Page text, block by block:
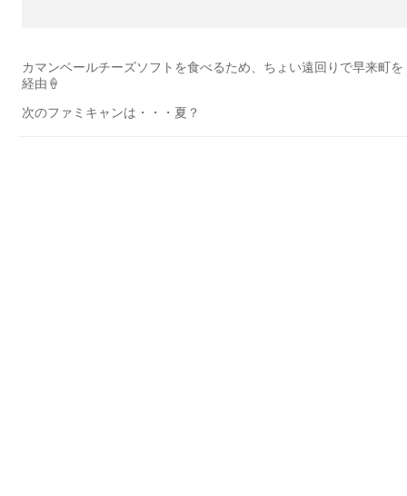
カマンベールチーズソフトを食べるため、ちょい遠回りで早来町を
経由🍦
次のファミキャンは・・・夏？